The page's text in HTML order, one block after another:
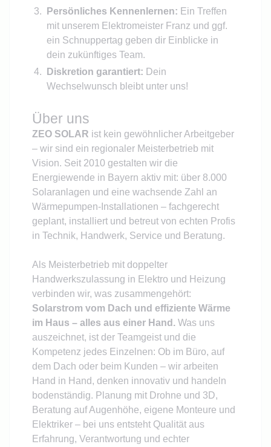
Persönliches Kennenlernen: Ein Treffen
mit unserem Elektromeister Franz und ggf.
ein Schnuppertag geben dir Einblicke in
dein zukünftiges Team.
Diskretion garantiert: Dein
Wechselwunsch bleibt unter uns!
Über uns
ZEO SOLAR ist kein gewöhnlicher Arbeitgeber
– wir sind ein regionaler Meisterbetrieb mit
Vision. Seit 2010 gestalten wir die
Energiewende in Bayern aktiv mit: über 8.000
Solaranlagen und eine wachsende Zahl an
Wärmepumpen-Installationen – fachgerecht
geplant, installiert und betreut von echten Profis
in Technik, Handwerk, Service und Beratung.
Als Meisterbetrieb mit doppelter
Handwerkszulassung in Elektro und Heizung
verbinden wir, was zusammengehört:
Solarstrom vom Dach und effiziente Wärme
im Haus – alles aus einer Hand.Was uns
auszeichnet, ist der Teamgeist und die
Kompetenz jedes Einzelnen: Ob im Büro, auf
dem Dach oder beim Kunden – wir arbeiten
Hand in Hand, denken innovativ und handeln
bodenständig. Planung mit Drohne und 3D,
Beratung auf Augenhöhe, eigene Monteure und
Elektriker – bei uns entsteht Qualität aus
Erfahrung, Verantwortung und echter